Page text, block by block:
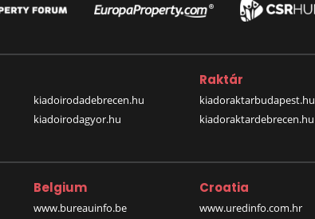
kiadoirodadebrecen.hu
kiadoirodagyor.hu
Raktár
kiadoraktarbudapest.hu
kiadoraktardebrecen.hu
Belgium
www.bureauinfo.be
Croatia
www.uredinfo.com.hr